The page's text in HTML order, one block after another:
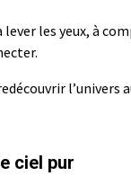
les yeux, à
l’univers
ciel pur